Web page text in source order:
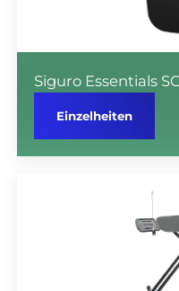
Siguro Essentials
Einzelheiten